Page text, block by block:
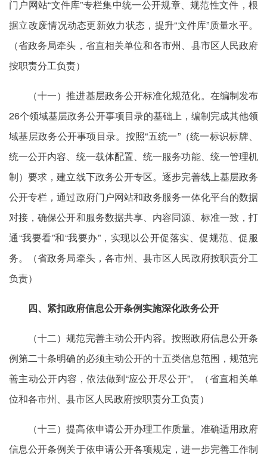
门户网站“文件库”专栏集中统一公开规章、规范性文件，根
据立改废情况动态更新效力状态，提升“文件库”质量水平。
（省政务局牵头，省直相关单位和各市州、县市区人民政府
按职责分工负责）
（十一）推进基层政务公开标准化规范化。在编制发布
26个领域基层政务公开事项目录的基础上，编制完成其他领
域基层政务公开事项目录。按照“五统一”（统一标识标牌、
统一公开内容、统一载体配置、统一服务功能、统一管理机
制）要求，建立线下政务公开专区。逐步完善线上基层政务
公开专栏，通过政府门户网站和政务服务一体化平台的数据
对接，确保公开和服务数据共享、内容同源、标准一致，打
通“我要看”和“我要办”，实现以公开促落实、促规范、促服
务。（省政务局牵头，各市州、县市区人民政府按职责分工
负责）
四、紧扣政府信息公开条例实施深化政务公开
（十二）规范完善主动公开内容。按照政府信息公开条
例第二十条明确的必须主动公开的十五类信息范围，规范完
善主动公开内容，依法做到“应公开尽公开”。（省直相关单
位和各市州、县市区人民政府按职责分工负责）
（十三）提高依申请公开办理工作质量。准确适用政府
信息公开条例关于依申请公开各项规定，进一步完善工作制